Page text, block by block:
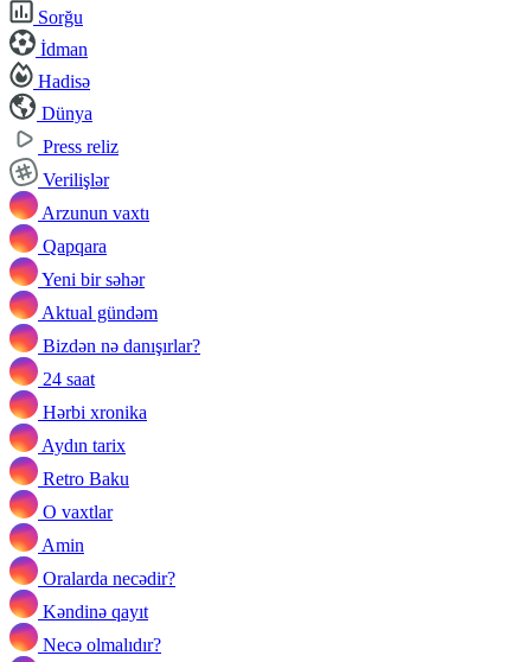
Sorğu
İdman
Hadisə
Dünya
Press reliz
Verilişlər
Arzunun vaxtı
Qapqara
Yeni bir səhər
Aktual gündəm
Bizdən nə danışırlar?
24 saat
Hərbi xronika
Aydın tarix
Retro Baku
O vaxtlar
Amin
Oralarda necədir?
Kəndinə qayıt
Necə olmalıdır?